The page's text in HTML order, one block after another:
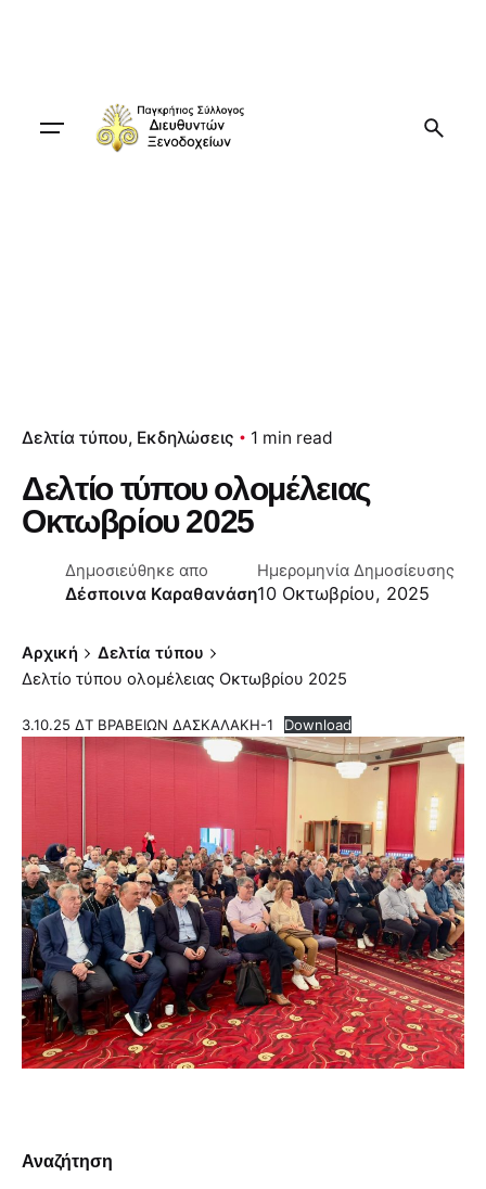
Δελτία τύπου Εκδηλώσεις 1 min read
Δελτίο τύπου ολομέλειας
Οκτωβρίου 2025
Δημοσιεύθηκε απο
Δέσποινα Καραθανάση
Ημερομηνία Δημοσίευσης
10 Οκτωβρίου, 2025
Αρχική
Δελτία τύπου
Δελτίο τύπου ολομέλειας Οκτωβρίου 2025
3.10.25 ΔΤ ΒΡΑΒΕΙΩΝ ΔΑΣΚΑΛΑΚΗ-1 Download
Αναζήτηση